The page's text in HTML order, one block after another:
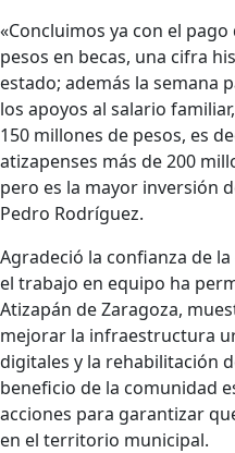
«Concluimos ya con el
pesos en becas, una cifra
estado; además la semana
los apoyos al salario
150 millones de pesos, es
atizapenses más de 200
pero es la mayor inversión
Pedro Rodríguez.
Agradeció la confianza de
el trabajo en equipo ha
Atizapán de Zaragoza,
mejorar la infraestructura
digitales y la rehabilitación
beneficio de la comunidad
acciones para garantizar
en el territorio municipal.